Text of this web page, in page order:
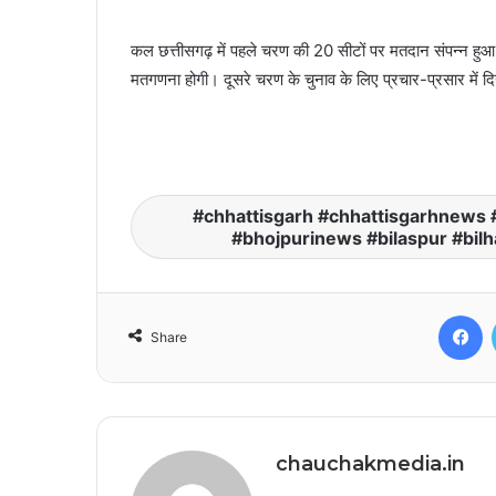
कल छत्तीसगढ़ में पहले चरण की 20 सीटों पर मतदान संपन्न हुआ।
मतगणना होगी। दूसरे चरण के चुनाव के लिए प्रचार-प्रसार में
chhattisgarh #chhattisgarhnews
#bhojpurinews #bilaspur
Share
chauchakmedia.in